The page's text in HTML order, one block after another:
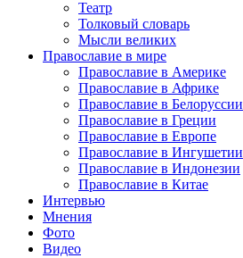
Театр
Толковый словарь
Мысли великих
Православие в мире
Православие в Америке
Православие в Африке
Православие в Белоруссии
Православие в Греции
Православие в Европе
Православие в Ингушетии
Православие в Индонезии
Православие в Китае
Интервью
Мнения
Фото
Видео